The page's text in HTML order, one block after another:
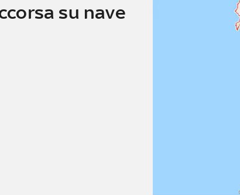
su nave